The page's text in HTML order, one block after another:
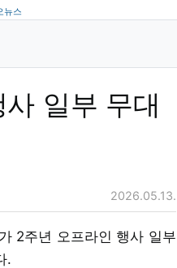
뉴스
사 일부 무대
2026.05.13.
2주년 오프라인 행사 일부
.